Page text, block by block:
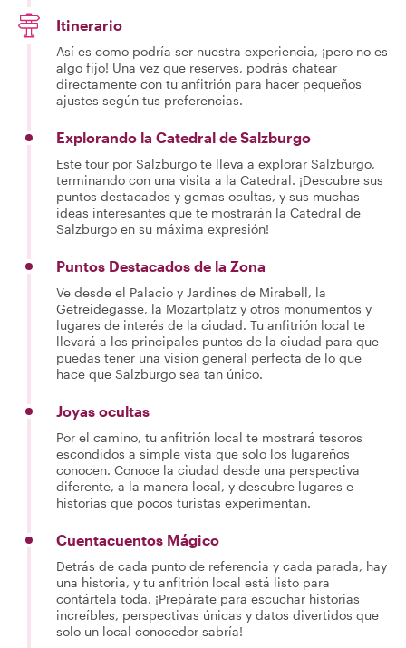
Itinerario
Así es como podría ser nuestra experiencia, ¡pero no es
algo fijo! Una vez que reserves, podrás chatear
directamente con tu anfitrión para hacer pequeños
ajustes según tus preferencias.
Explorando la Catedral de Salzburgo
Este tour por Salzburgo te lleva a explorar Salzburgo,
terminando con una visita a la Catedral. ¡Descubre sus
puntos destacados y gemas ocultas, y sus muchas
ideas interesantes que te mostrarán la Catedral de
Salzburgo en su máxima expresión!
Puntos Destacados de la Zona
Ve desde el Palacio y Jardines de Mirabell, la
Getreidegasse, la Mozartplatz y otros monumentos y
lugares de interés de la ciudad. Tu anfitrión local te
llevará a los principales puntos de la ciudad para que
puedas tener una visión general perfecta de lo que
hace que Salzburgo sea tan único.
Joyas ocultas
Por el camino, tu anfitrión local te mostrará tesoros
escondidos a simple vista que solo los lugareños
conocen. Conoce la ciudad desde una perspectiva
diferente, a la manera local, y descubre lugares e
historias que pocos turistas experimentan.
Cuentacuentos Mágico
Detrás de cada punto de referencia y cada parada, hay
una historia, y tu anfitrión local está listo para
contártela toda. ¡Prepárate para escuchar historias
increíbles, perspectivas únicas y datos divertidos que
solo un local conocedor sabría!